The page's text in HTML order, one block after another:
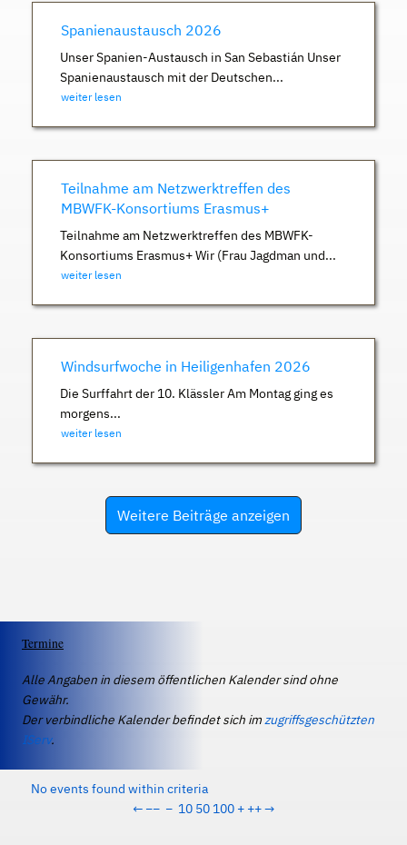
Spanienaustausch 2026
Unser Spanien-Austausch in San Sebastián Unser
Spanienaustausch mit der Deutschen...
weiter lesen
Teilnahme am Netzwerktreffen des
MBWFK-Konsortiums Erasmus+
Teilnahme am Netzwerktreffen des MBWFK-
Konsortiums Erasmus+ Wir (Frau Jagdman und...
weiter lesen
Windsurfwoche in Heiligenhafen 2026
Die Surffahrt der 10. Klässler Am Montag ging es
morgens...
weiter lesen
Weitere Beiträge anzeigen
Termine
Alle Angaben in diesem öffentlichen Kalender sind ohne
Gewähr.
Der verbindliche Kalender befindet sich imzugriffsgeschützten
IServ.
No events found within criteria
← −− − 10 50 100 + ++→